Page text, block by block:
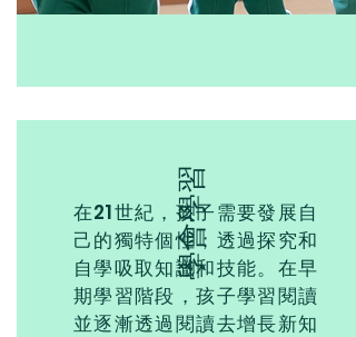
學會學習
在21世紀，孩子需要發展自
己的獨特個性；透過探究和
自學吸取知識和技能。在早
期學習階段，孩子學習閱讀
並逐漸透過閱讀去增長新知